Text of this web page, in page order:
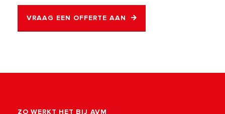
VRAAG EEN OFFERTE AAN
ZO WERKT HET BIJ AVM